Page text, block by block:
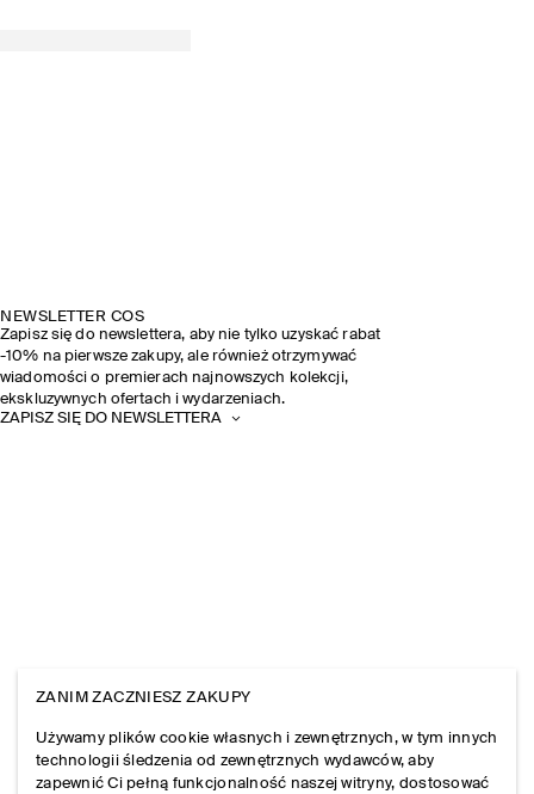
NEWSLETTER COS
Zapisz się do newslettera, aby nie tylko uzyskać rabat
-10% na pierwsze zakupy, ale również otrzymywać
wiadomości o premierach najnowszych kolekcji,
ekskluzywnych ofertach i wydarzeniach.
ZAPISZ SIĘ DO NEWSLETTERA
ZANIM ZACZNIESZ ZAKUPY
Używamy plików cookie własnych i zewnętrznych, w tym innych
technologii śledzenia od zewnętrznych wydawców, aby
zapewnić Ci pełną funkcjonalność naszej witryny, dostosować